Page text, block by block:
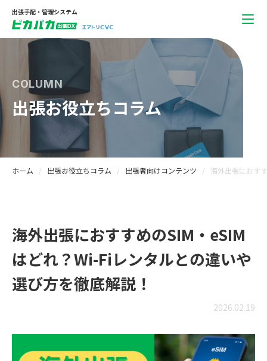
出張手配・管理システム
COLUMN
出張お役立ちコラム
ホーム 出張お役立ちコラム 出張者向けコンテンツ 海外出張におす
海外出張におすすめのSIM・eSIM
はどれ？Wi-Fiレンタルとの違いや
選び方を徹底解説！
2026.02.19